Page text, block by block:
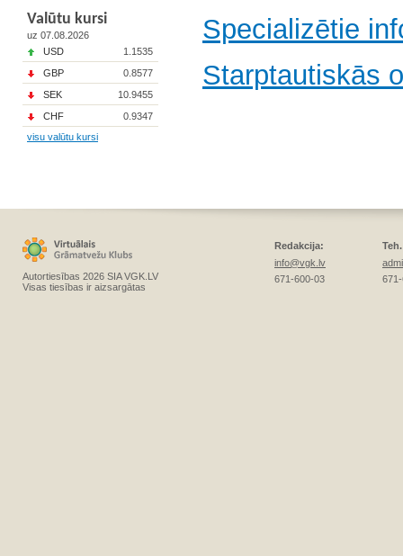
Valūtu kursi
uz 07.08.2026
USD
1.1535
GBP
0.8577
SEK
10.9455
CHF
0.9347
visu valūtu kursi
Specializētie
Starptautiskās
Autortiesības 2026 SIA VGK.LV
Visas tiesības ir aizsargātas
Redakcija:
info@vgk.lv
671-600-03